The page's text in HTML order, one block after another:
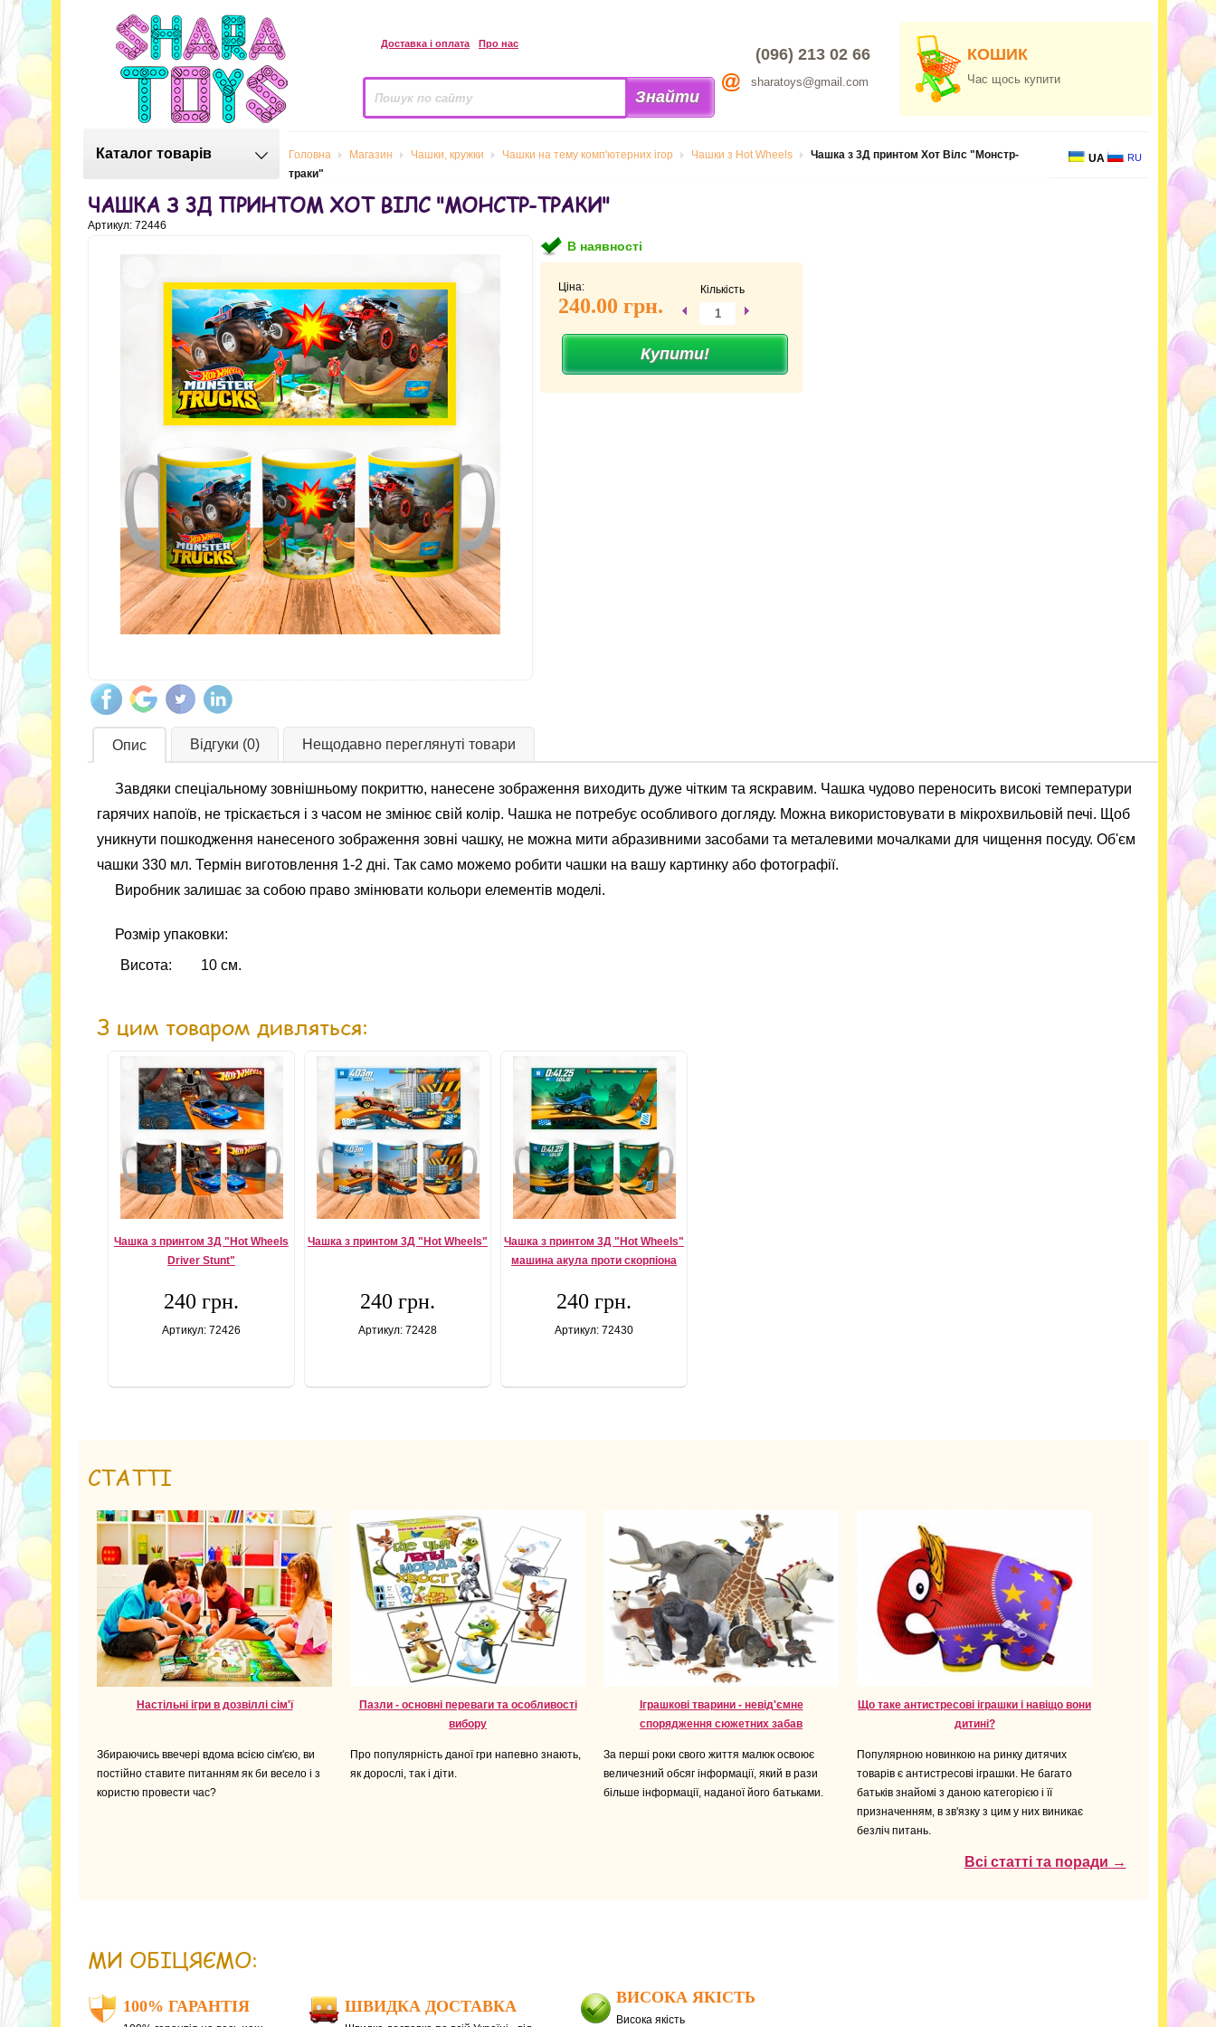
Доставка і оплата Про нас
(096) 213 02 66
sharatoys@gmail.com
КОШИК
Час щось купити
Каталог товарів Головна Магазин Чашки, кружки Чашки на тему комп'ютерних ігор Чашки з Hot Wheels
Чашка з 3Д принтом Хот Вілс "Монстр-
траки"
UA RU
ЧАШКА З 3Д ПРИНТОМ ХОТ ВІЛС "МОНСТР-ТРАКИ"
Артикул: 72446
В наявності
Ціна:
240.00 грн.
Кількість
Опис Відгуки (0) Нещодавно переглянуті товари
Завдяки спеціальному зовнішньому покриттю, нанесене зображення виходить дуже чітким та яскравим. Чашка чудово переносить високі температури
гарячих напоїв, не тріскається і з часом не змінює свій колір. Чашка не потребує особливого догляду. Можна використовувати в мікрохвильовій печі. Щоб
уникнути пошкодження нанесеного зображення зовні чашку, не можна мити абразивними засобами та металевими мочалками для чищення посуду. Об'єм
чашки 330 мл. Термін виготовлення 1-2 дні. Так само можемо робити чашки на вашу картинку або фотографії.
Виробник залишає за собою право змінювати кольори елементів моделі.
Розмір упаковки:
Висота:
10 см.
З цим товаром дивляться:
Чашка з принтом 3Д "Hot Wheels
Driver Stunt"
240 грн.
Артикул: 72426
Чашка з принтом 3Д "Hot Wheels"
240 грн.
Артикул: 72428
Чашка з принтом 3Д "Hot Wheels"
машина акула проти скорпіона
240 грн.
Артикул: 72430
СТАТТІ
Настільні ігри в дозвіллі сім'ї
Збираючись ввечері вдома всією сім'єю, ви
постійно ставите питанням як би весело і з
користю провести час?
Пазли - основні переваги та особливості
вибору
Про популярність даної гри напевно знають,
як дорослі, так і діти.
Іграшкові тварини - невід'ємне
спорядження сюжетних забав
За перші роки свого життя малюк освоює
величезний обсяг інформації, який в рази
більше інформації, наданої його батьками.
Що таке антистресові іграшки і навіщо вони
дитині?
Популярною новинкою на ринку дитячих
товарів є антистресові іграшки. Не багато
батьків знайомі з даною категорією і її
призначенням, в зв'язку з цим у них виникає
безліч питань.
Всі статті та поради →
МИ ОБІЦЯЄМО:
100% ГАРАНТІЯ ШВИДКА ДОСТАВКА ВИСОКА ЯКІСТЬ
Висока якість